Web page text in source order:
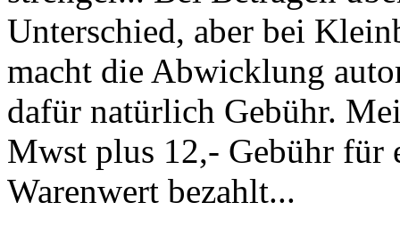
Unterschied, aber bei
macht die Abwicklung
dafür natürlich Gebühr.
Mwst plus 12,- Gebühr für
Warenwert bezahlt...